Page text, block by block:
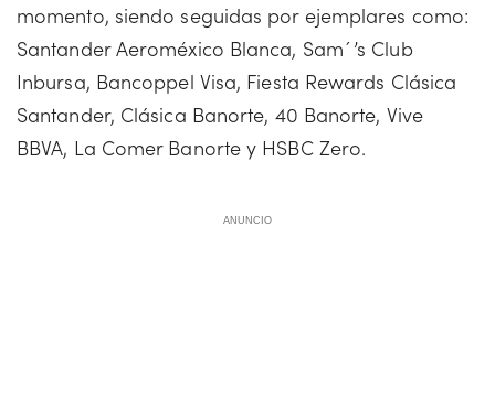
momento, siendo seguidas por ejemplares como:
Santander Aeroméxico Blanca, Sam´’s Club
Inbursa, Bancoppel Visa, Fiesta Rewards Clásica
Santander, Clásica Banorte, 40 Banorte, Vive
BBVA, La Comer Banorte y HSBC Zero.
ANUNCIO